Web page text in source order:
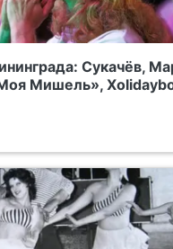
Сукачёв,
Мишель»,